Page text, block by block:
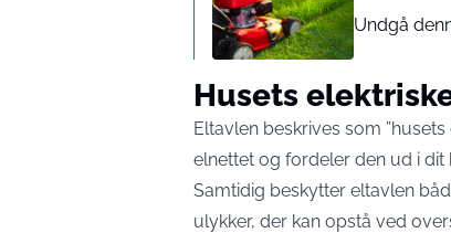
Undgå
Husets
Eltavlen beskrives som
elnettet og fordeler den ud i dit
Samtidig beskytter eltavlen
ulykker, der kan opstå ved